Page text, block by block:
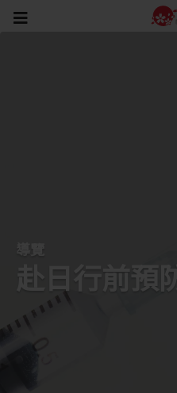
導覽
赴日行前預